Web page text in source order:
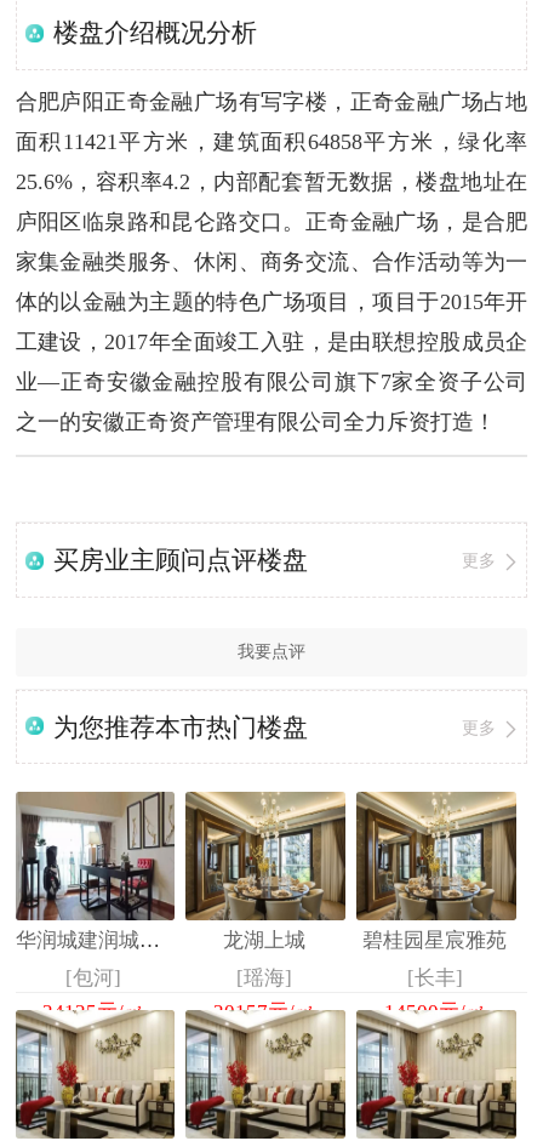
楼盘介绍概况分析
合肥庐阳正奇金融广场有写字楼，正奇金融广场占地
面积11421平方米，建筑面积64858平方米，绿化率
25.6%，容积率4.2，内部配套暂无数据，楼盘地址在
庐阳区临泉路和昆仑路交口。正奇金融广场，是合肥
家集金融类服务、休闲、商务交流、合作活动等为一
体的以金融为主题的特色广场项目，项目于2015年开
工建设，2017年全面竣工入驻，是由联想控股成员企
业—正奇安徽金融控股有限公司旗下7家全资子公司
之一的安徽正奇资产管理有限公司全力斥资打造！
买房业主顾问点评楼盘 更多
我要点评
为您推荐本市热门楼盘 更多
华润城建润城中心
[包河]
24125元/㎡
龙湖上城
[瑶海]
20157元/㎡
碧桂园星宸雅苑
[长丰]
14500元/㎡